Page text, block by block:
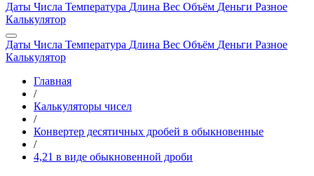
Даты Числа Температура Длина Вес Объём Деньги Разное
Калькулятор
Даты Числа Температура Длина Вес Объём Деньги Разное
Калькулятор
Главная
/
Калькуляторы чисел
/
Конвертер десятичных дробей в обыкновенные
/
4,21 в виде обыкновенной дроби